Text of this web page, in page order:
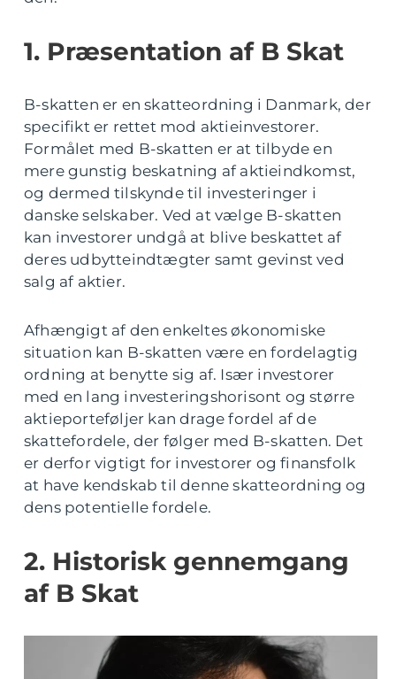
1. Præsentation af B Skat
B-skatten er en skatteordning i Danmark, der
specifikt er rettet mod aktieinvestorer.
Formålet med B-skatten er at tilbyde en
mere gunstig beskatning af aktieindkomst,
og dermed tilskynde til investeringer i
danske selskaber. Ved at vælge B-skatten
kan investorer undgå at blive beskattet af
deres udbytteindtægter samt gevinst ved
salg af aktier.
Afhængigt af den enkeltes økonomiske
situation kan B-skatten være en fordelagtig
ordning at benytte sig af. Især investorer
med en lang investeringshorisont og større
aktieporteføljer kan drage fordel af de
skattefordele, der følger med B-skatten. Det
er derfor vigtigt for investorer og finansfolk
at have kendskab til denne skatteordning og
dens potentielle fordele.
2. Historisk gennemgang
af B Skat